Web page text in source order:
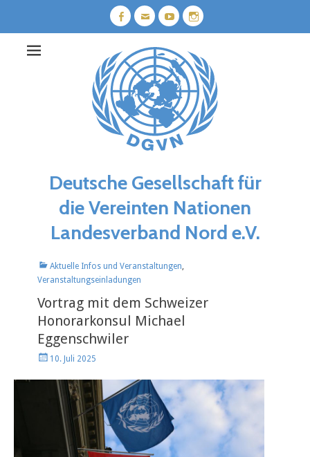
Facebook
E-
YouTubeInstagram
Deutsche Gesellschaft für
die Vereinten Nationen
Landesverband Nord e.V.
Kategorien
Aktuelle Infos und Veranstaltungen,
Veranstaltungseinladungen
Vortrag mit dem Schweizer
Honorarkonsul Michael
Eggenschwiler
Veröffentlicht
10. Juli 2025